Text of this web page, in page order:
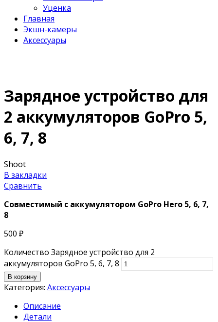
Уценка
Главная
Экшн-камеры
Аксессуары
Зарядное устройство для
2 аккумуляторов GoPro 5,
6, 7, 8
Shoot
В закладки
Сравнить
Совместимый с аккумулятором GoPro Hero 5, 6, 7,
8
500 ₽
Количество Зарядное устройство для 2
аккумуляторов GoPro 5, 6, 7, 8
В корзину
Категория: Аксессуары
Описание
Детали